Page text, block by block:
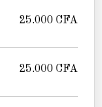
25.000 CFA
25.000 CFA